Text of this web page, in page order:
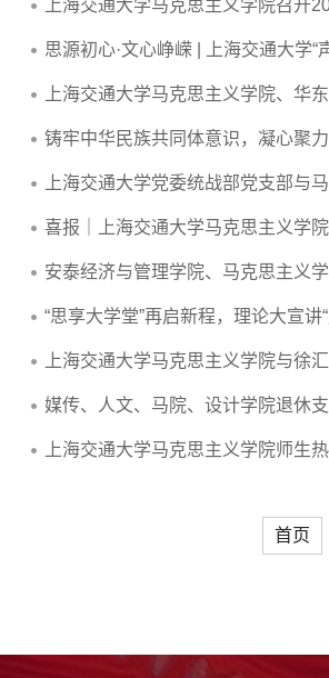
上海交通大学马克思主义学院召开
思源初心·文心峥嵘 | 上海交通大学
上海交通大学马克思主义学院、华
铸牢中华民族共同体意识，凝心聚
上海交通大学党委统战部党支部与
喜报｜上海交通大学马克思主义学
安泰经济与管理学院、马克思主义
“思享大学堂”再启新程，理论大宣讲
上海交通大学马克思主义学院与徐
媒传、人文、马院、设计学院退休
上海交通大学马克思主义学院师生
首页